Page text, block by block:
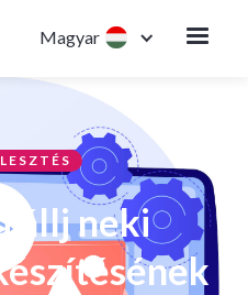
Magyar
állj neki